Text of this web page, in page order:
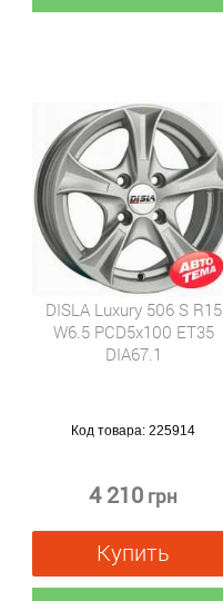
DISLA Luxury 506 S R15
W6.5 PCD5x100 ET35
DIA67.1
Код товара:225914
4 210 грн
Купить